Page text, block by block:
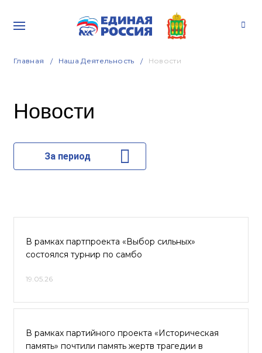
Главная Наша Деятельность Новости
Новости
За период
В рамках партпроекта «Выбор сильных»
состоялся турнир по самбо
19.05.26
В рамках партийного проекта «Историческая
память» почтили память жертв трагедии в